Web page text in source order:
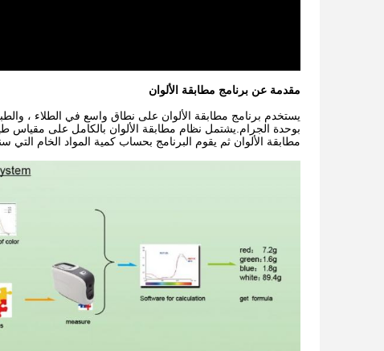
مقدمة عن برنامج مطابقة الألوان
يستخدم برنامج مطابقة الألوان على نطاق واسع في الطلاء ،
بوحدة الجرام.يشتمل نظام مطابقة الألوان بالكامل على مقياس
مطابقة الألوان ثم يقوم البرنامج بحساب كمية المواد الخام التي